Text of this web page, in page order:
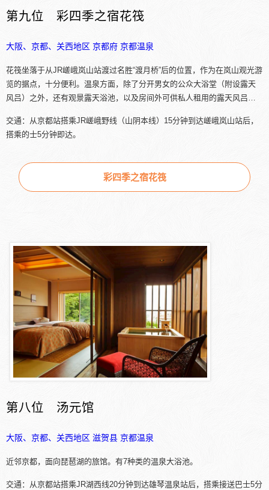
第九位 彩四季之宿花筏
大阪、京都、关西地区 京都府 京都温泉
花筏坐落于从JR嵯峨岚山站渡过名胜“渡月桥”后的位置，作为在岚山观光游
览的据点，十分便利。温泉方面，除了分开男女的公众大浴堂（附设露天
风吕）之外，还有观景露天浴池，以及房间外可供私人租用的露天风吕…
交通：从京都站搭乘JR嵯峨野线（山阴本线）15分钟到达嵯峨岚山站后，
搭乘的士5分钟即达。
彩四季之宿花筏
第八位 汤元馆
大阪、京都、关西地区 滋贺县 京都温泉
近邻京都，面向琵琶湖的旅馆。有7种类的温泉大浴池。
交通：从京都站搭乘JR湖西线20分钟到达雄琴温泉站后，搭乘接送巴士5分